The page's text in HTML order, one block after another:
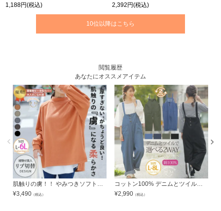
1,188円(税込) 2,392円(税込)
10位以降はこちら
閲覧履歴
あなたにオススメアイテム
肌触りの虜！！ やみつきソフトタッチ裏毛 こなれシルエット 細魅せリブ使い 長袖 ゆるトレーナー | 大きいサイズの通販ならハッピーマリリン
¥3,490 （税込）
コットン100% デニムとツイルで選べる!! サス付き 2way サロペット ワイドパンツ
¥2,990 （税込）